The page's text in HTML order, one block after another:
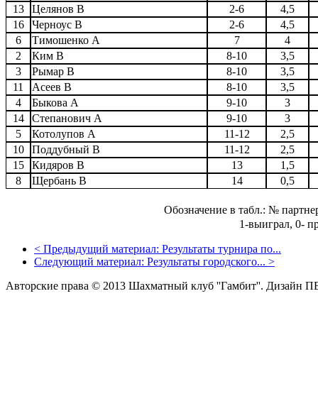
13
Целянов В 2-6
4,5
16
Черноус В 2-6
4,5
6
Тимошенко А 7
4
2
Ким В 8-10
3,5
3
Рымар В 8-10
3,5
11
Асеев В 8-10
3,5
4
Быкова А 9-10
3
14
Степанович А 9-10
3
5
Котолупов А 11-12
2,5
10
Поддубный В 11-12
2,5
15
Кидяров В 13
1,5
8
Щербань В 14 0,5
Обозначение в табл.: №
1-выиграл, 0-
< Предыдущий материал: Результаты турнира по...
Следующий материал: Результаты городского... >
Авторские права © 2013 Шахматный клуб ''Гамбит''. Дизайн